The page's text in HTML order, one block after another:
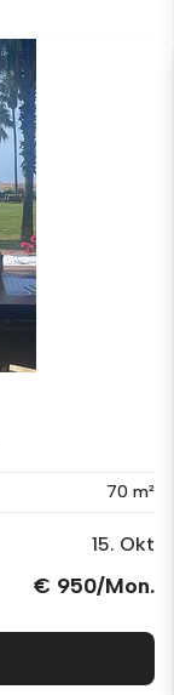
70 m²
15. Okt
€ 950/Mon.